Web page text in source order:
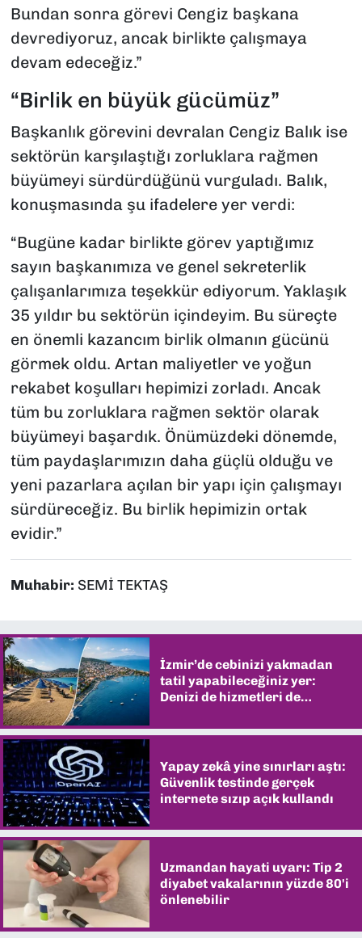
Bundan sonra görevi Cengiz başkana
devrediyoruz, ancak birlikte çalışmaya
devam edeceğiz.”
“Birlik en büyük gücümüz”
Başkanlık görevini devralan Cengiz Balık ise
sektörün karşılaştığı zorluklara rağmen
büyümeyi sürdürdüğünü vurguladı. Balık,
konuşmasında şu ifadelere yer verdi:
“Bugüne kadar birlikte görev yaptığımız
sayın başkanımıza ve genel sekreterlik
çalışanlarımıza teşekkür ediyorum. Yaklaşık
35 yıldır bu sektörün içindeyim. Bu süreçte
en önemli kazancım birlik olmanın gücünü
görmek oldu. Artan maliyetler ve yoğun
rekabet koşulları hepimizi zorladı. Ancak
tüm bu zorluklara rağmen sektör olarak
büyümeyi başardık. Önümüzdeki dönemde,
tüm paydaşlarımızın daha güçlü olduğu ve
yeni pazarlara açılan bir yapı için çalışmayı
sürdüreceğiz. Bu birlik hepimizin ortak
evidir.”
Muhabir: SEMİ TEKTAŞ
İzmir’de cebinizi yakmadan
tatil yapabileceğiniz yer:
Denizi de hizmetleri de
Yapay zekâ yine sınırları aştı:
Güvenlik testinde gerçek
internete sızıp açık kullandı
Uzmandan hayati uyarı: Tip 2
diyabet vakalarının yüzde 80'i
önlenebilir